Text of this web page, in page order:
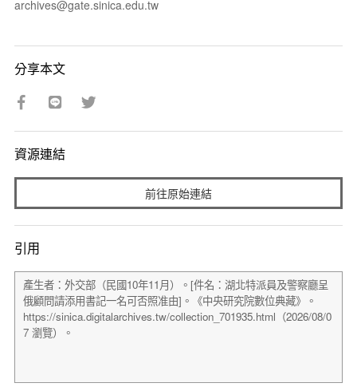
archives@gate.sinica.edu.tw
分享本文
資源連結
前往原始連結
引用